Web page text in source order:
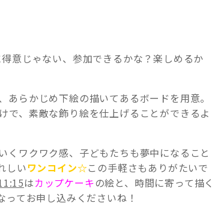
意じゃない、参加できるかな？楽しめるか
らかじめ下絵の描いてあるボードを用意。
、素敵な飾り絵を仕上げることができるよ
くワクワク感、子どもたちも夢中になること
しいワンコイン☆この手軽さもありがたいで
はカップケーキの絵と、時間に寄って描く
てお申し込みくださいね！